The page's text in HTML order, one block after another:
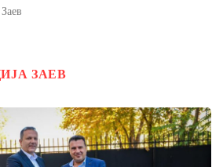
ЗАЕВ